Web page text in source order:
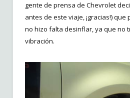
gente de prensa de Chevrolet
antes de este viaje, ¡gracias!)
no hizo falta desinflar, ya que no
vibración.